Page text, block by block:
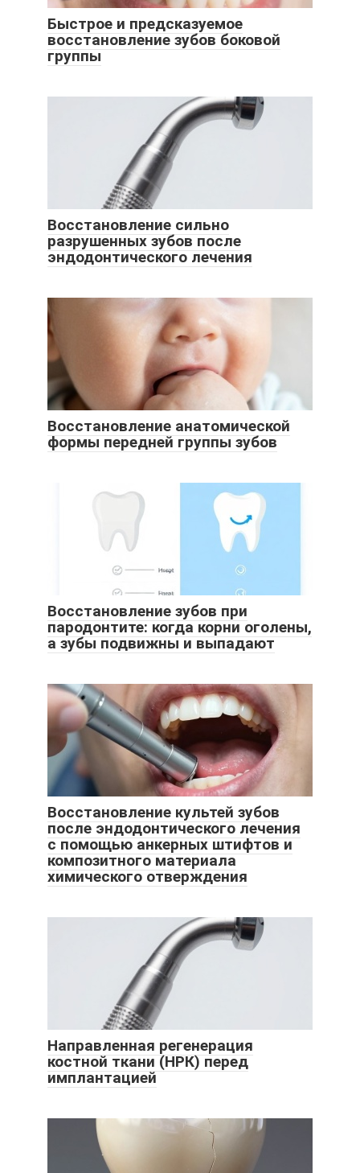
Быстрое и предсказуемое
восстановление зубов боковой
группы
Восстановление сильно
разрушенных зубов после
эндодонтического лечения
Восстановление анатомической
формы передней группы зубов
Восстановление зубов при
пародонтите: когда корни оголены,
а зубы подвижны и выпадают
Восстановление культей зубов
после эндодонтического лечения
с помощью анкерных штифтов и
композитного материала
химического отверждения
Направленная регенерация
костной ткани (НРК) перед
имплантацией